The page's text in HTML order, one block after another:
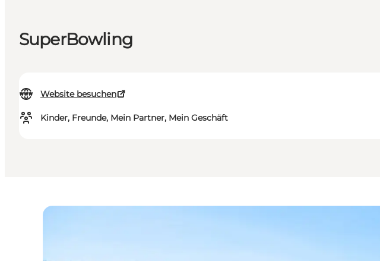
SuperBowling
Website besuchen
Kinder, Freunde, Mein Partner, Mein Geschäft